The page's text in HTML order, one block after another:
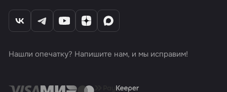
Нашли опечатку? Напишите нам, и мы исправим!